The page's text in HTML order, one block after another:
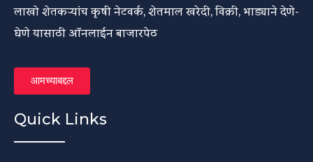
लाखो शेतकऱ्यांच कृषी नेटवर्क, शेतमाल खरेदी, विक्री, भाड्याने देणे-
घेणे यासाठी ऑनलाईन बाजारपेठ
आमच्याबद्दल
Quick Links